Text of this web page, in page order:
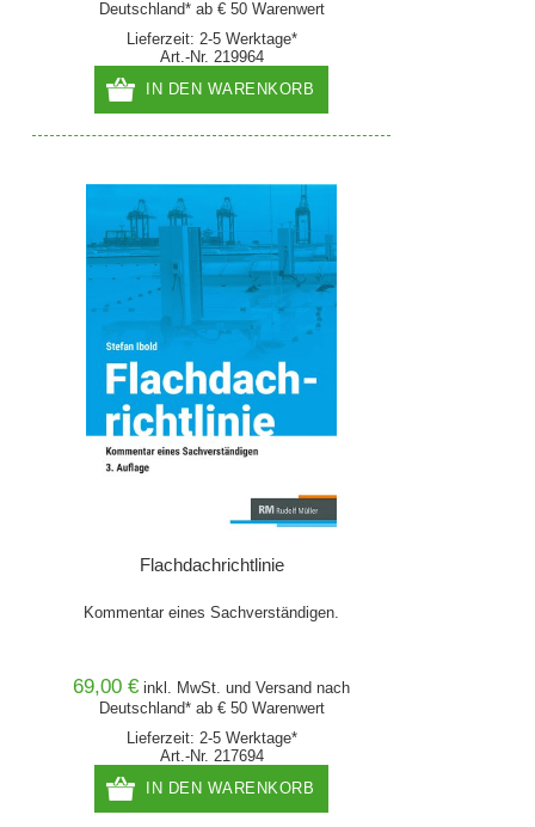
Deutschland* ab € 50 Warenwert
Lieferzeit: 2-5 Werktage*
Art.-Nr. 219964
IN DEN WARENKORB
Flachdachrichtlinie
Kommentar eines Sachverständigen.
69,00 € inkl. MwSt. undVersand nach
Deutschland* ab € 50 Warenwert
Lieferzeit: 2-5 Werktage*
Art.-Nr. 217694
IN DEN WARENKORB